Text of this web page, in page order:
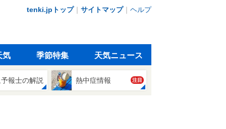
tenki.jpトップ｜ サイトマップ｜ ヘルプ
気 季節特集 天気ニュース
報士の解説 熱中症情報 注目